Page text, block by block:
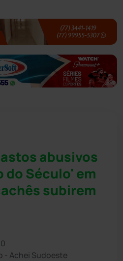
abusivos
do Século' em
subirem
- Achei Sudoeste